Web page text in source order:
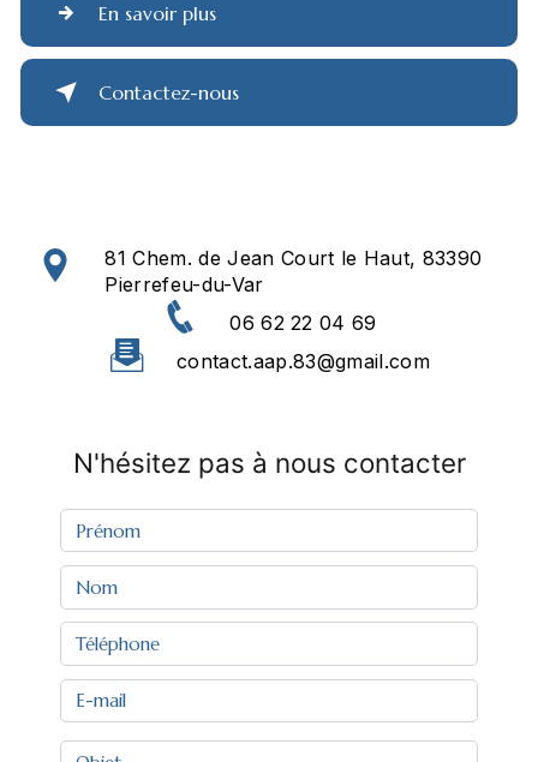
En savoir plus
Contactez-nous
81 Chem. de Jean Court le Haut, 83390
Pierrefeu-du-Var
06 62 22 04 69
contact.aap.83@gmail.com
N'hésitez pas à nous contacter